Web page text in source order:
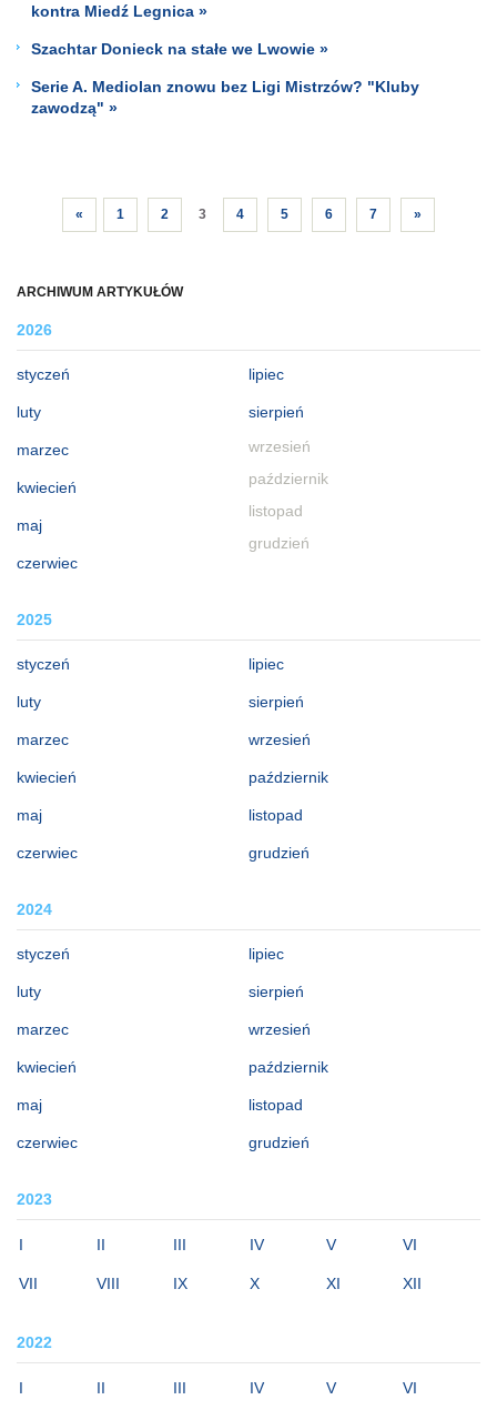
ARCHIWUM ARTYKUŁÓW
2026
styczeń
luty
marzec
kwiecień
maj
czerwiec
lipiec
sierpień
wrzesień
październik
listopad
grudzień
2025
styczeń
luty
marzec
kwiecień
maj
czerwiec
lipiec
sierpień
wrzesień
październik
listopad
grudzień
2024
styczeń
luty
marzec
kwiecień
maj
czerwiec
lipiec
sierpień
wrzesień
październik
listopad
grudzień
2023
I II III IV V VI
VII VIII IX X XI XII
2022
I II III IV V VI
kontra Miedź Legnica »
Szachtar Donieck na stałe we Lwowie »
Serie A. Mediolan znowu bez Ligi Mistrzów? "Kluby
zawodzą" »
« 1 2 3 4 5 6 7 »